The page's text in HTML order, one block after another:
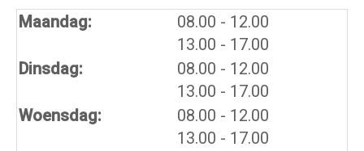
Maandag: 08.00 tot
- 12.00
13.00 tot
- 17.00
Dinsdag:
08.00 tot
- 12.00
13.00 tot
- 17.00
Woensdag:
08.00 tot
- 12.00
13.00 tot
- 17.00